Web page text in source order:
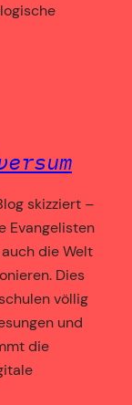
skizziert –
Evangelisten
die Welt
Dies
völlig
und
die